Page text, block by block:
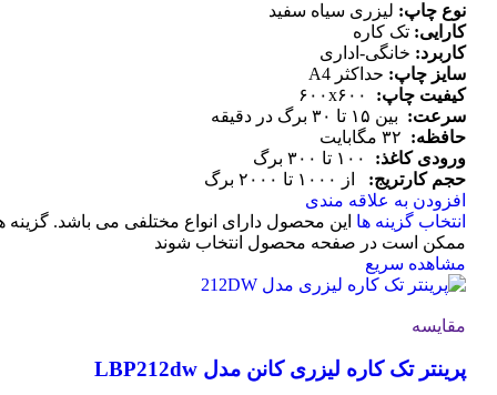
نوع چاپ: لیزری سیاه سفید
کارایی: تک کاره
کاربرد: خانگی-اداری
سایز چاپ: حداکثر A4
کیفیت چاپ:
۶۰۰x۶۰۰
سرعت: بین ۱۵ تا ۳۰ برگ در دقیقه
حافظه: ۳۲ مگابایت
ورودی کاغذ:
۱۰۰ تا ۳۰۰ برگ
حجم کارتریج:
از ۱۰۰۰ تا ۲۰۰۰ برگ
افزودن به علاقه مندی
انتخاب گزینه ها این محصول دارای انواع مختلفی می باشد. گزینه
ممکن است در صفحه محصول انتخاب شوند
مشاهده سریع
مقایسه
پرینتر تک کاره لیزری کانن مدل LBP212dw